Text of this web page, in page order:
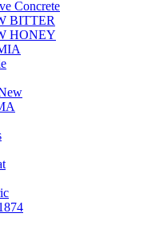
Concrete
BITTER
HONEY